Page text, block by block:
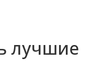
лучшие